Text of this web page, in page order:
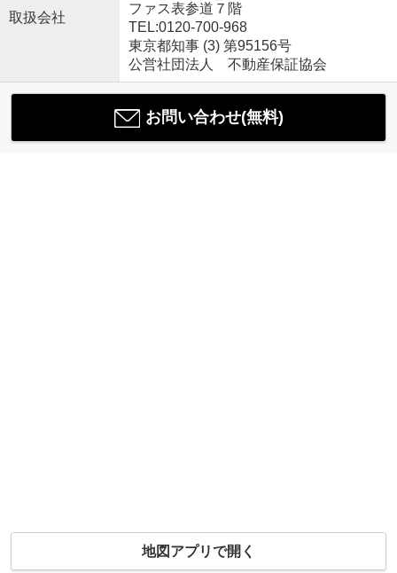
取扱会社
ファス表参道７階
TEL:0120-700-968
東京都知事 (3) 第95156号
公営社団法人 不動産保証協会
お問い合わせ(無料)
地図アプリで開く